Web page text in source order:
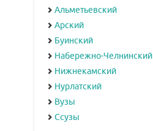
Альметьевский
Арский
Буинский
Набережно-Челнинский
Нижнекамский
Нурлатский
Вузы
Ссузы